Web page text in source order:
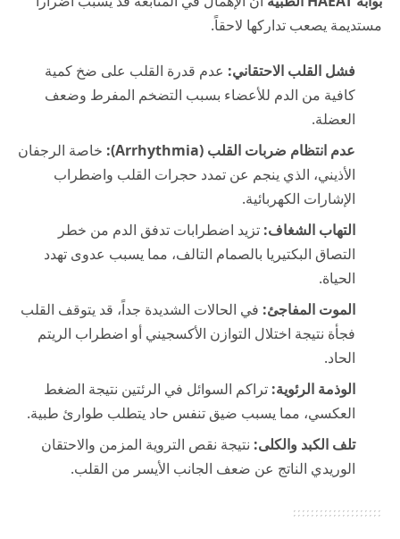
مستديمة يصعب تداركها لاحقاً.
فشل القلب الاحتقاني: عدم قدرة القلب على ضخ كمية
كافية من الدم للأعضاء بسبب التضخم المفرط وضعف
العضلة.
عدم انتظام ضربات القلب (Arrhythmia):
خاصة الرجفان
الأذيني، الذي ينجم عن تمدد حجرات القلب واضطراب
الإشارات الكهربائية.
التهاب الشغاف: تزيد اضطرابات تدفق الدم من خطر
التصاق البكتيريا بالصمام التالف، مما يسبب عدوى تهدد
الحياة.
الموت المفاجئ: في الحالات الشديدة جداً، قد يتوقف القلب
فجأة نتيجة اختلال التوازن الأكسجيني أو اضطراب الريتم
الحاد.
الوذمة الرئوية: تراكم السوائل في الرئتين نتيجة الضغط
العكسي، مما يسبب ضيق تنفس حاد يتطلب طوارئ طبية.
تلف الكبد والكلى: نتيجة نقص التروية المزمن والاحتقان
الوريدي الناتج عن ضعف الجانب الأيسر من القلب.